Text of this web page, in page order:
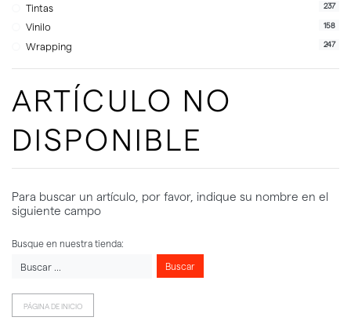
Tintas 237
Vinilo 158
Wrapping 247
ARTÍCULO NO
DISPONIBLE
Para buscar un artículo, por favor, indique su nombre en el
siguiente campo
Busque en nuestra tienda:
Buscar
PÁGINA DE INICIO